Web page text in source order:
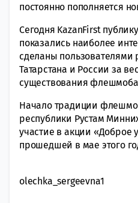
постоянно пополняется
Сегодня KazanFirst
показались наиболее
сделаны пользователями
Татарстана и России за
существования
Начало традиции
республики Рустам
участие в акции «Доброе
прошедшей в мае этого
olechka_sergeevna1